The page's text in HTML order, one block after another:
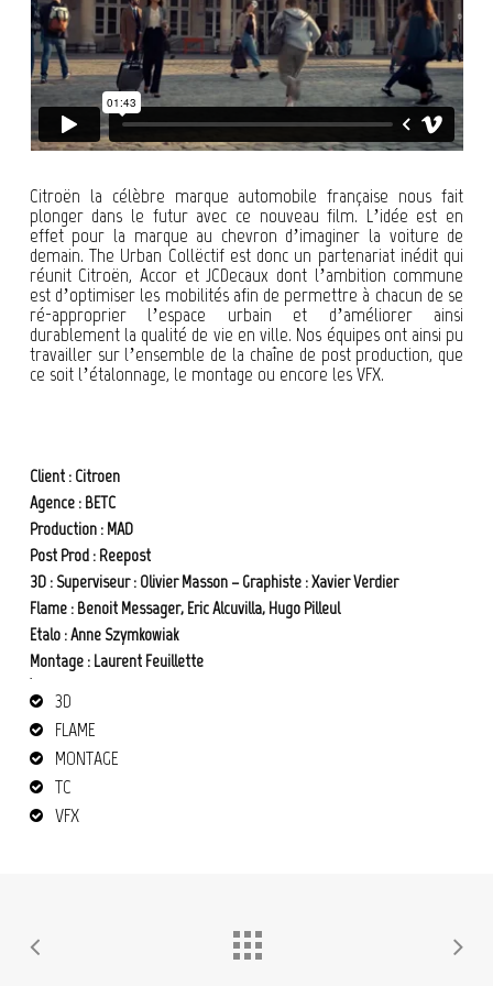
Citroën la célèbre marque automobile française nous fait
plonger dans le futur avec ce nouveau film. L’idée est en
effet pour la marque au chevron d’imaginer la voiture de
demain. The Urban Collëctif est donc un partenariat inédit qui
réunit Citroën, Accor et JCDecaux dont l’ambition commune
est d’optimiser les mobilités afin de permettre à chacun de se
ré-approprier l’espace urbain et d’améliorer ainsi
durablement la qualité de vie en ville. Nos équipes ont ainsi pu
travailler sur l’ensemble de la chaîne de post production, que
ce soit l’étalonnage, le montage ou encore les VFX.
Client : Citroen
Agence : BETC
Production : MAD
Post Prod : Reepost
3D : Superviseur : Olivier Masson – Graphiste : Xavier Verdier
Flame : Benoit Messager, Eric Alcuvilla, Hugo Pilleul
Etalo : Anne Szymkowiak
Montage : Laurent Feuillette
3D
FLAME
MONTAGE
TC
VFX